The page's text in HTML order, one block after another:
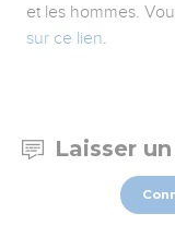
et les hommes.
sur ce lien.
Laisser